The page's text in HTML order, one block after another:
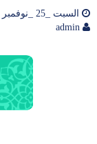
السبت _25 _نوفمبر _2023AH